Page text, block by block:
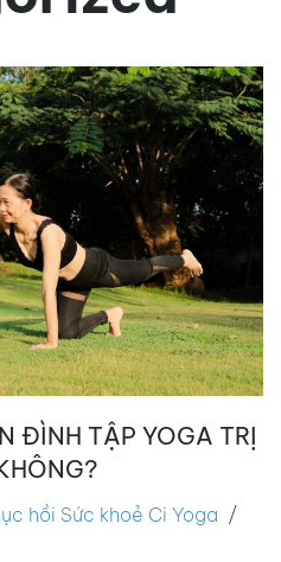
ĐÌNH TẬP YOGA TRỊ
hồi Sức khoẻ Ci Yoga